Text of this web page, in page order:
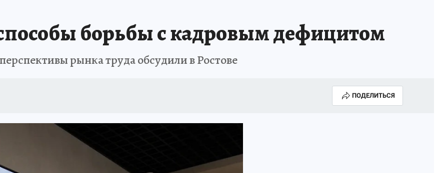
борьбы с кадровым дефицитом
рынка труда обсудили в Ростове
ПОДЕЛИТЬСЯ